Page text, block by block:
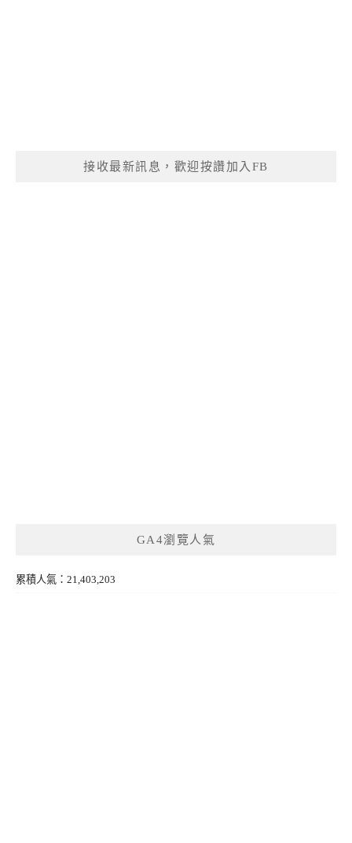
接收最新訊息，歡迎按讚加入FB
GA4瀏覽人氣
累積人氣：21,403,203